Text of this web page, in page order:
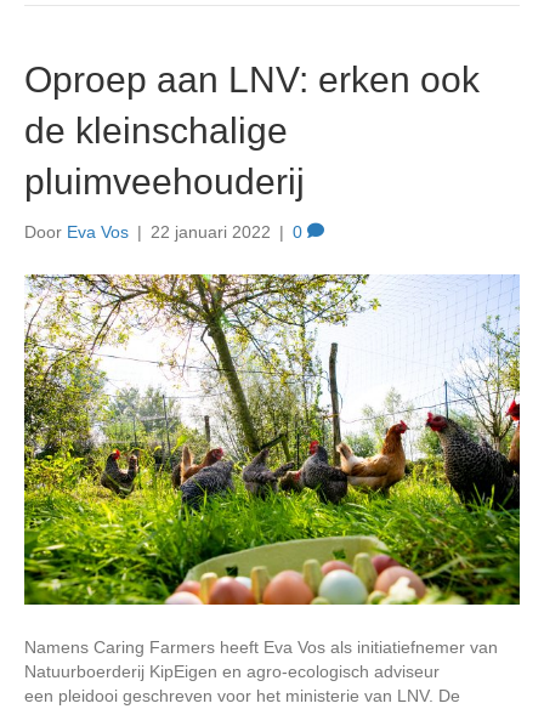
Oproep aan LNV: erken ook
de kleinschalige
pluimveehouderij
Door Eva Vos | 22 januari 2022 | 0
Namens Caring Farmers heeft Eva Vos als initiatiefnemer van
Natuurboerderij KipEigen en agro-ecologisch adviseur
een pleidooi geschreven voor het ministerie van LNV. De